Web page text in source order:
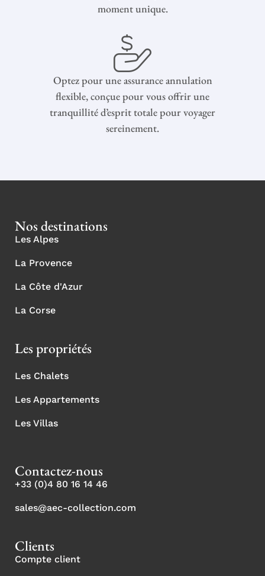
moment unique.
Optez pour une assurance annulation
flexible, conçue pour vous offrir une
tranquillité d’esprit totale pour voyager
sereinement.
Nos destinations
Les Alpes
La Provence
La Côte d'Azur
La Corse
Les propriétés
Les Chalets
Les Appartements
Les Villas
Contactez-nous
+33 (0)4 80 16 14 46
sales@aec-collection.com
Clients
Compte client